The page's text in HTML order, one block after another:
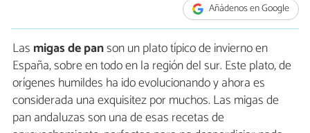
Añádenos en Google
Las migas de panson un plato típico de invierno en
España, sobre en todo en la región del sur. Este plato, de
orígenes humildes ha ido evolucionando y ahora es
considerada una exquisitez por muchos. Las migas de
pan andaluzas son una de esas recetas de